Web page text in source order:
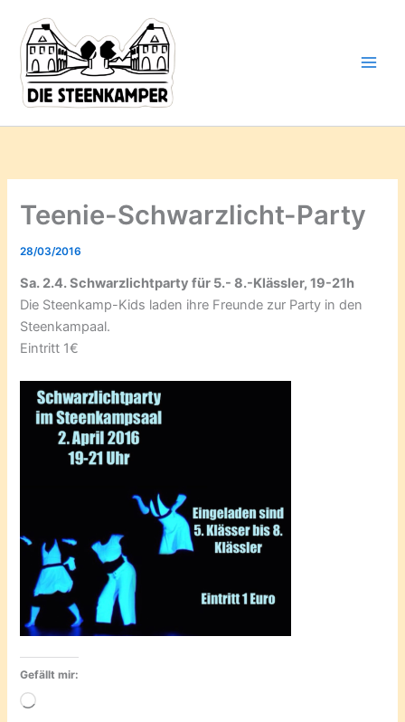
Inhalt
springen
Teenie-Schwarzlicht-Party
28/03/2016
Sa. 2.4.Schwarzlichtparty für 5.- 8.-Klässler, 19-21h
Die Steenkamp-Kids laden ihre Freunde zur Party in den
Steenkampaal.
Eintritt 1€
Gefällt mir:
Wird
deine
Mail-
Adresse
ein ...